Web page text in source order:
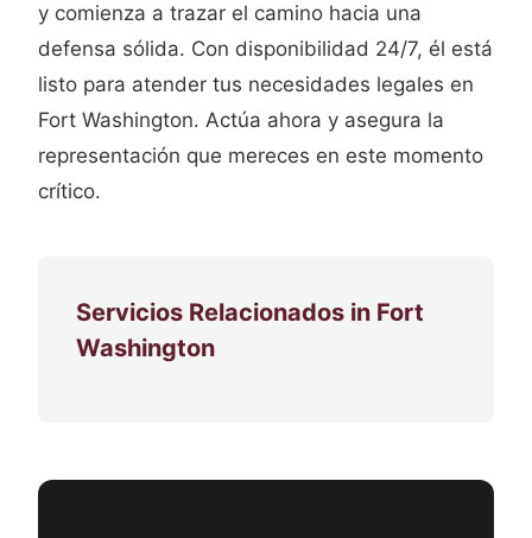
y comienza a trazar el camino hacia una
defensa sólida. Con disponibilidad 24/7, él está
listo para atender tus necesidades legales en
Fort Washington. Actúa ahora y asegura la
representación que mereces en este momento
crítico.
Servicios Relacionados in Fort
Washington